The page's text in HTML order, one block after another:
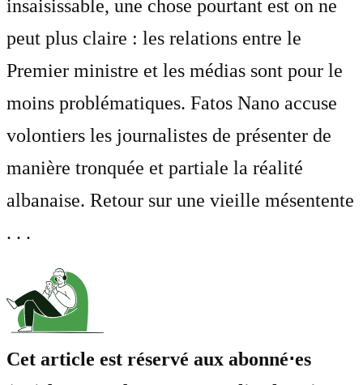
insaisissable, une chose pourtant est on ne
peut plus claire : les relations entre le
Premier ministre et les médias sont pour le
moins problématiques. Fatos Nano accuse
volontiers les journalistes de présenter de
manière tronquée et partiale la réalité
albanaise. Retour sur une vieille mésentente
. . .
Cet article est réservé aux abonné⋅es